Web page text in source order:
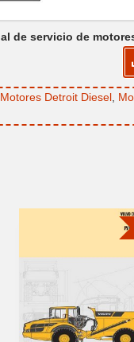
de servicio de
Motores Detroit Diesel